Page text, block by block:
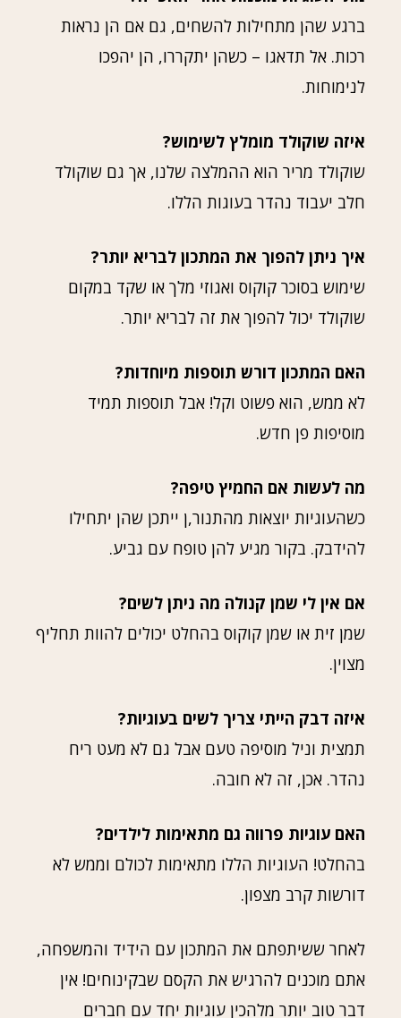
ברגע שהן מתחילות להשחים, גם אם הן נראות
רכות. אל תדאגו – כשהן יתקררו, הן יהפכו
לנימוחות.
איזה שוקולד מומלץ לשימוש?
שוקולד מריר הוא ההמלצה שלנו, אך גם שוקולד
חלב יעבוד נהדר בעוגות הללו.
איך ניתן להפוך את המתכון לבריא יותר?
שימוש בסוכר קוקוס ואגוזי מלך או שקד במקום
שוקולד יכול להפוך את זה לבריא יותר.
האם המתכון דורש תוספות מיוחדות?
לא ממש, הוא פשוט וקל! אבל תוספות תמיד
מוסיפות פן חדש.
מה לעשות אם החמיץ טיפה?
כשהעוגיות יוצאות מהתנור,ן ייתכן שהן יתחילו
להידבק. בקור מגיע להן טופח עם גביע.
אם אין לי שמן קנולה מה ניתן לשים?
שמן זית או שמן קוקוס בהחלט יכולים להוות תחליף
מצוין.
איזה דבק הייתי צריך לשים בעוגיות?
תמצית וניל מוסיפה טעם אבל גם לא מעט ריח
נהדר. אכן, זה לא חובה.
האם עוגיות פרווה גם מתאימות לילדים?
בהחלט! העוגיות הללו מתאימות לכולם וממש לא
דורשות קרב מצפון.
לאחר ששיתפתם את המתכון עם הידיד והמשפחה,
אתם מוכנים להרגיש את הקסם שבקינוחים! אין
דבר טוב יותר מלהכין עוגיות יחד עם חברים